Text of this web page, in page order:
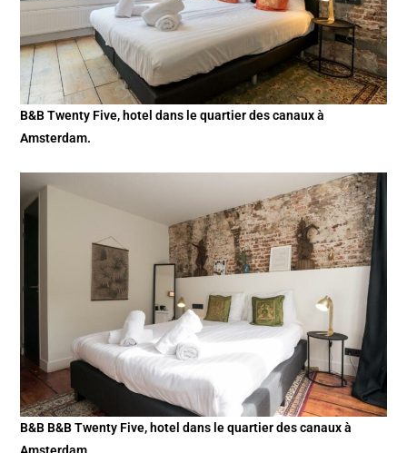
B&B Twenty Five, hotel dans le quartier des canaux à
Amsterdam.
B&B B&B Twenty Five, hotel dans le quartier des canaux à